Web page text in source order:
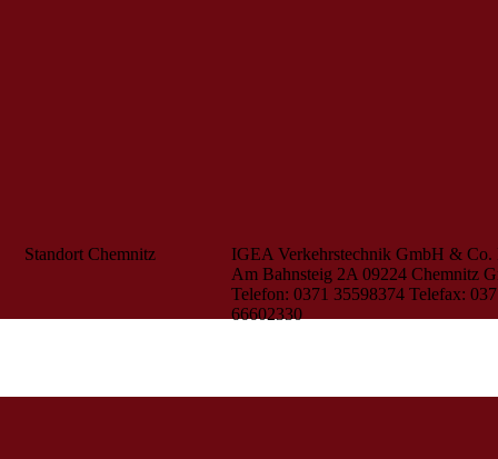
IGEA Verkehrstechnik GmbH &
Am Bahnsteig 2A 09224 Chemnitz
Telefon: 0371 35598374 Telefax:
66602330
Standort Chemnitz